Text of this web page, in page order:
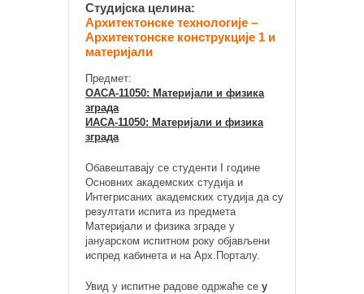
Студијска целина:
Архитектонске технологије –
Архитектонске конструкције 1 и
материјали
Предмет:
ОАСА-11050: Материјали и физика
зграда
ИАСА-11050: Материјали и физика
зграда
Обавештавају се студенти I године
Основних академских студија и
Интегрисаних академских студија да су
резултати испита из предмета
Материјали и физика зграде у
јануарском испитном року објављени
испред кабинета и на Арх.Порталу.
Увид у испитне радове одржаће се у